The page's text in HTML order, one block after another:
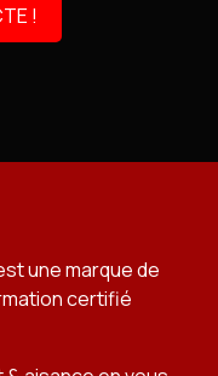
!
une marque de
certifié